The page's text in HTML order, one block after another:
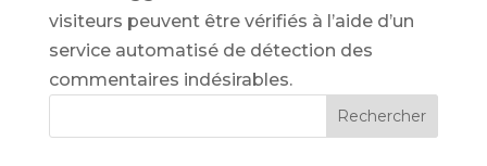
visiteurs peuvent être vérifiés à l’aide d’un
service automatisé de détection des
commentaires indésirables.
Rechercher